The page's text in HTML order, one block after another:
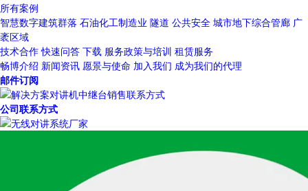
所有案例
智慧数字建筑群落 石油化工制造业 隧道 公共安全 城市地下综合管廊 广
袤区域
技术合作 快速问答 下载 服务政策与培训 租赁服务
畅博介绍 新闻资讯 愿景与使命 加入我们 成为我们的代理
邮件订阅
公司联系方式